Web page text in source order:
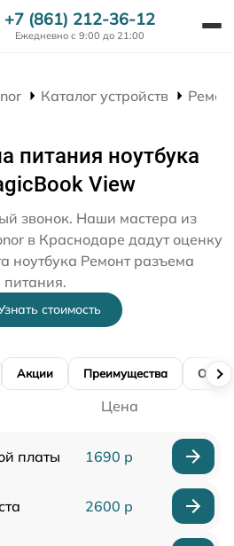
+7 (861) 212-36-12
Ежедневно с 9:00 до 21:00
Каталог устройств
питания ноутбука
View
звонок. Наши мастера из
в Краснодаре дадут оценку
ноутбука Ремонт разъема
питания.
стоимость
Акции Преимущества
Цена
платы 1690 р
2600 р